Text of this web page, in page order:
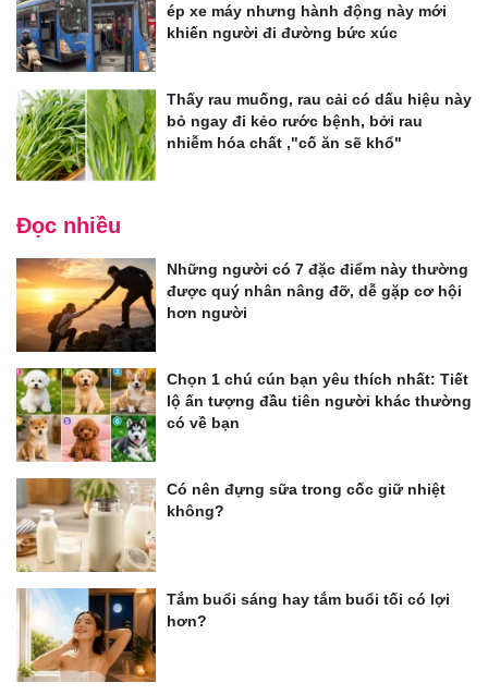
ép xe máy nhưng hành động này mới
khiến người đi đường bức xúc
Thấy rau muống, rau cải có dấu hiệu này
bỏ ngay đi kẻo rước bệnh, bởi rau
nhiễm hóa chất ,"cố ăn sẽ khổ"
Đọc nhiều
Những người có 7 đặc điểm này thường
được quý nhân nâng đỡ, dễ gặp cơ hội
hơn người
Chọn 1 chú cún bạn yêu thích nhất: Tiết
lộ ấn tượng đầu tiên người khác thường
có về bạn
Có nên đựng sữa trong cốc giữ nhiệt
không?
Tắm buổi sáng hay tắm buổi tối có lợi
hơn?